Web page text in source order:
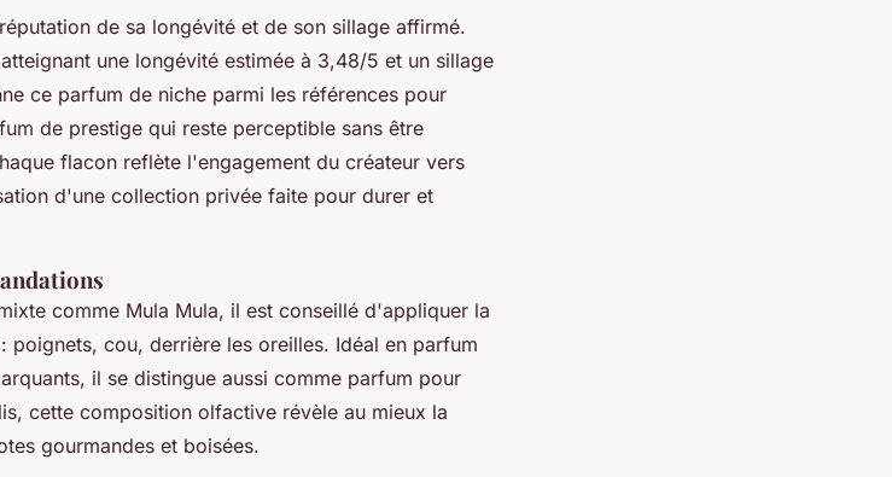
de sa longévité et de son sillage affirmé.
une longévité estimée à 3,48/5 et un sillage
ce parfum de niche parmi les références pour
de prestige qui reste perceptible sans être
flacon reflète l'engagement du créateur vers
d'une collection privée faite pour durer et
comme Mula Mula, il est conseillé d'appliquer la
poignets, cou, derrière les oreilles. Idéal en parfum
il se distingue aussi comme parfum pour
cette composition olfactive révèle au mieux la
gourmandes et boisées.